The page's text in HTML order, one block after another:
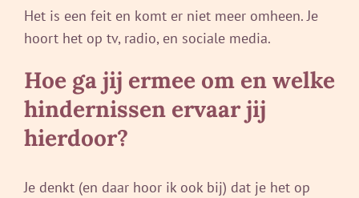
Het is een feit en komt er niet meer omheen. Je
hoort het op tv, radio, en sociale media.
Hoe ga jij ermee om en welke
hindernissen ervaar jij
hierdoor?
Je denkt (en daar hoor ik ook bij) dat je het op